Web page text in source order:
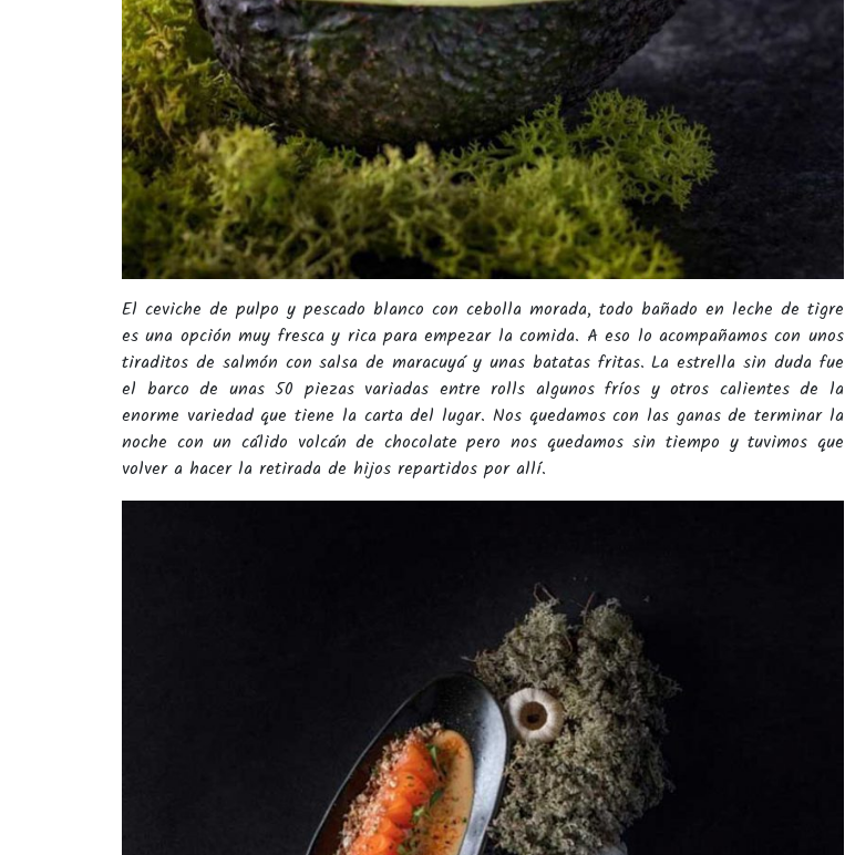
El ceviche de pulpo y pescado blanco con cebolla morada, todo bañado en leche de tigre
es una opción muy fresca y rica para empezar la comida. A eso lo acompañamos con unos
tiraditos de salmón con salsa de maracuyá y unas batatas fritas. La estrella sin duda fue
el barco de unas 50 piezas variadas entre rolls algunos fríos y otros calientes de la
enorme variedad que tiene la carta del lugar. Nos quedamos con las ganas de terminar la
noche con un cálido volcán de chocolate pero nos quedamos sin tiempo y tuvimos que
volver a hacer la retirada de hijos repartidos por allí.